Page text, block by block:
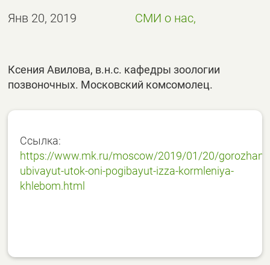
Янв 20, 2019 СМИ о нас,
Ксения Авилова, в.н.с. кафедры зоологии
позвоночных. Московский комсомолец.
Ссылка:
https://www.mk.ru/moscow/2019/01/20/
ubivayut-utok-oni-pogibayut-izza-kormleniya-
khlebom.html